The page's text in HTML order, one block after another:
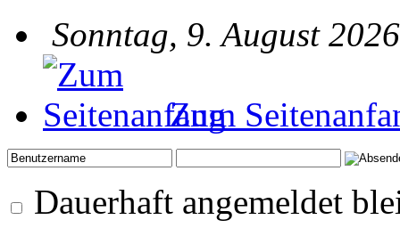
Sonntag, 9. August
Zum
Dauerhaft angemeldet